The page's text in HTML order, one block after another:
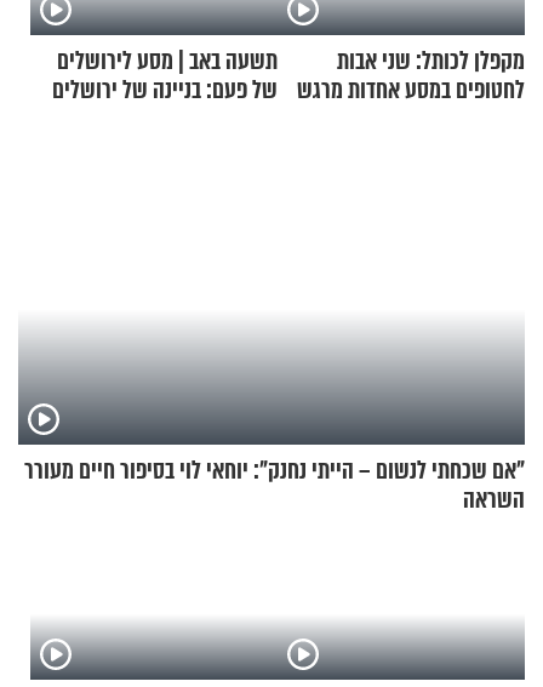
מקפלן לכותל: שני אבות
לחטופים במסע אחדות מרגש
תשעה באב | מסע לירושלים
של פעם: בניינה של ירושלים
"אם שכחתי לנשום – הייתי נחנק": יוחאי לוי בסיפור חיים מעורר
השראה